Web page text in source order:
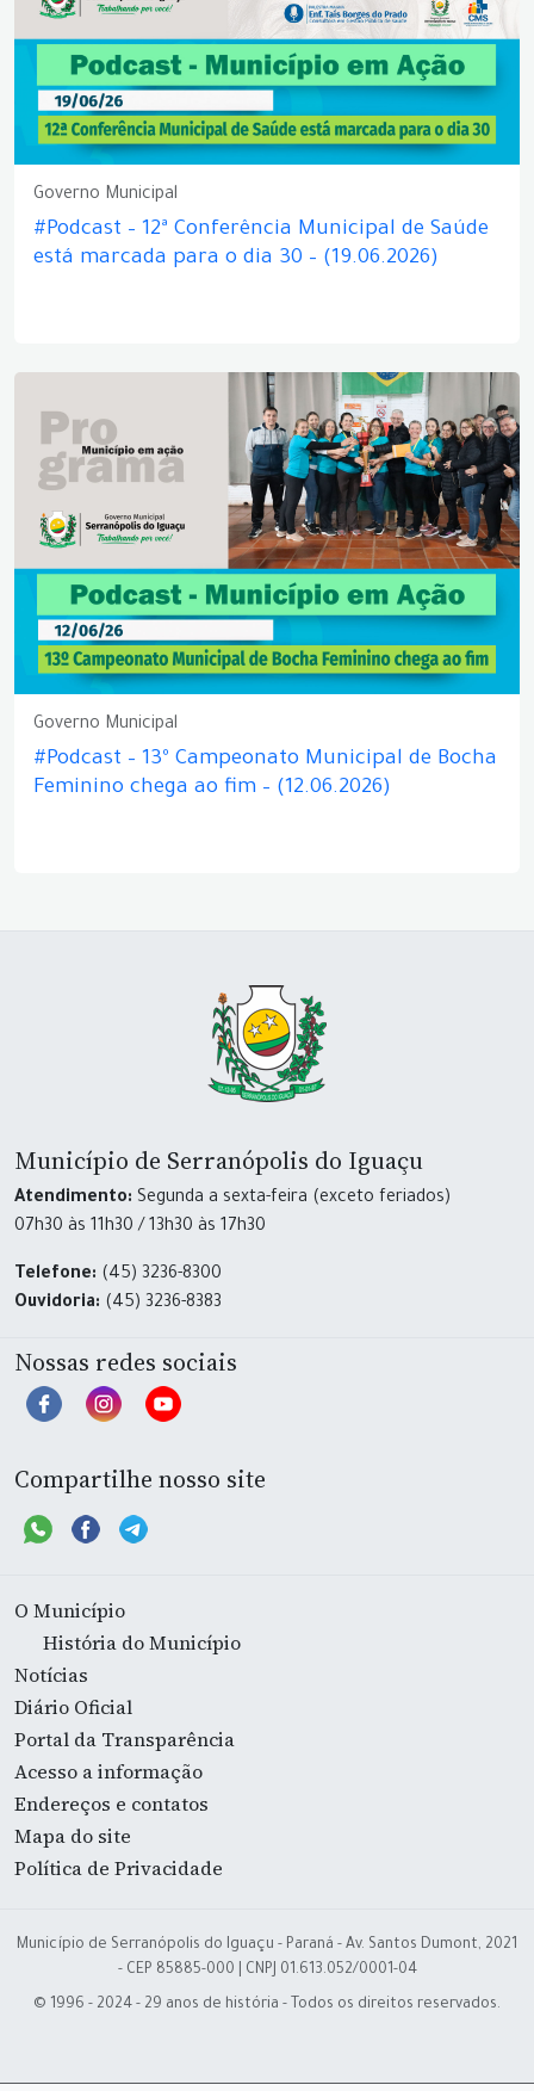
Governo Municipal
#Podcast – 12ª Conferência Municipal de Saúde
está marcada para o dia 30 – (19.06.2026)
Governo Municipal
#Podcast – 13º Campeonato Municipal de Bocha
Feminino chega ao fim – (12.06.2026)
Município de Serranópolis do Iguaçu
Atendimento: Segunda a sexta-feira (exceto feriados)
07h30 às 11h30 / 13h30 às 17h30
Telefone: (45) 3236-8300
Ouvidoria: (45) 3236-8383
Nossas redes sociais
Compartilhe nosso site
O Município
História do Município
Notícias
Diário Oficial
Portal da Transparência
Acesso a informação
Endereços e contatos
Mapa do site
Política de Privacidade
Município de Serranópolis do Iguaçu - Paraná - Av. Santos Dumont, 2021
- CEP 85885-000 | CNPJ 01.613.052/0001-04
© 1996 - 2024 - 29 anos de história - Todos os direitos reservados.